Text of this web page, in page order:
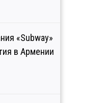
«Subway»
в Армении